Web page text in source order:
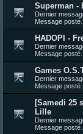
Superman -
Dernier
Message
HADOPI -
Dernier
Message
Games
Dernier
Message
[Samedi 25
Lille
Dernier
Message